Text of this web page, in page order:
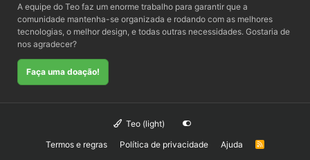
A equipe do Teo faz um enorme trabalho para garantir que a
comunidade mantenha-se organizada e rodando com as melhores
tecnologias, o melhor design, e todas outras necessidades. Gostaria de
nos agradecer?
Faça uma doação!
Teo (light)
Termos e regras
Política de privacidade Ajuda
R